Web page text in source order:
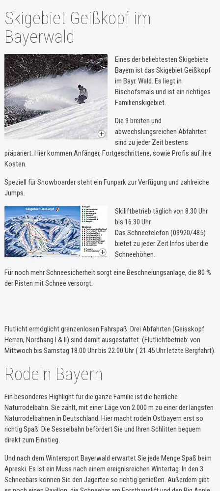
Skigebiet Geißkopf im
Bayerwald
Eines der beliebtesten Skigebiete
Bayern ist das Skigebiet Geißkopf
im Bayr. Wald. Es liegt in
Bischofsmais und ist ein richtiges
Familienskigebiet.
Die 9 breiten und
abwechslungsreichen Abfahrten
sind zu jeder Zeit bestens
präpariert. Hier kommen Anfänger, Fortgeschrittene, sowie Profis auf ihre
Kosten.
Speziell für Snowboarder steht ein Funpark zur Verfügung und zahlreiche
Jumps.
Skiliftbetrieb täglich von 8.30 Uhr
bis 16.30 Uhr
Das Schneetelefon (09920/485)
bietet zu jeder Zeit Infos über die
Schneehöhen.
Für noch mehr Schneesicherheit sorgt eine Beschneiungsanlage, die 80 %
der Pisten mit Schnee versorgt.
Flutlicht ermöglicht grenzenlosen Fahrspaß. Drei Abfahrten (Geisskopf
Herren, Nordhang I & II) sind damit ausgestattet. (Flutlichtbetrieb: von
Mittwoch bis Samstag 18.00 Uhr bis 22.00 Uhr ( 21.45 Uhr letzte Bergfahrt).
Rodeln Bayern
Ein besonderes Highlight für die ganze Familie ist die herrliche
Naturrodelbahn. Sie zählt, mit einer Läge von 2.000 m zu einer der längsten
Naturrodelbahnen in Deutschland. Hier macht rodeln Ostbayern erst so
richtig Spaß. Die Sesselbahn befördert Sie und Ihren Schlitten bequem
direkt zum Einstieg.
Und nach dem Wintersport Bayerwald erwartet Sie jede Menge Spaß beim
Apreski. Es ist ein Muss nach einem ereignisreichen Wintertag. In den 3
Schneebars können Sie den Jagertee so richtig genießen. Außerdem gibt